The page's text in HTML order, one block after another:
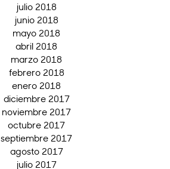
julio 2018
junio 2018
mayo 2018
abril 2018
marzo 2018
febrero 2018
enero 2018
diciembre 2017
noviembre 2017
octubre 2017
septiembre 2017
agosto 2017
julio 2017